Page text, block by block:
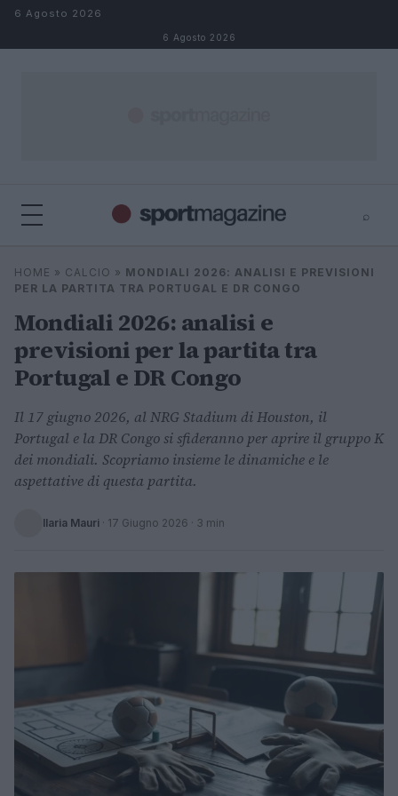
Salta al contenuto
6 Agosto 2026
6 Agosto 2026
⌕
Cerca
⌕ ×
HOME » CALCIO » MONDIALI 2026: ANALISI E PREVISIONI
PER LA PARTITA TRA PORTUGAL E DR CONGO
Mondiali 2026: analisi e
previsioni per la partita tra
Portugal e DR Congo
Il 17 giugno 2026, al NRG Stadium di Houston, il
Portugal e la DR Congo si sfideranno per aprire il gruppo K
dei mondiali. Scopriamo insieme le dinamiche e le
aspettative di questa partita.
Ilaria Mauri · 17 Giugno 2026 · 3 min